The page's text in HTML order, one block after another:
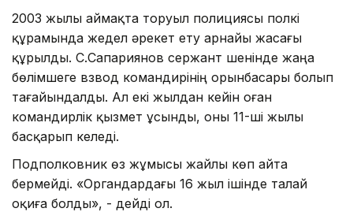
2003 жылы аймақта торуыл полициясы полкі
құрамында жедел әрекет ету арнайы жасағы
құрылды. С.Сапариянов сержант шенінде жаңа
бөлімшеге взвод командирінің орынбасары болып
тағайындалды. Ал екі жылдан кейін оған
командирлік қызмет ұсынды, оны 11-ші жылы
басқарып келеді.
Подполковник өз жұмысы жайлы көп айта
бермейді. «Органдардағы 16 жыл ішінде талай
оқиға болды», - дейді ол.